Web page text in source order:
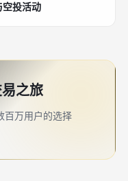
空投活动
之旅
百万用户的选择